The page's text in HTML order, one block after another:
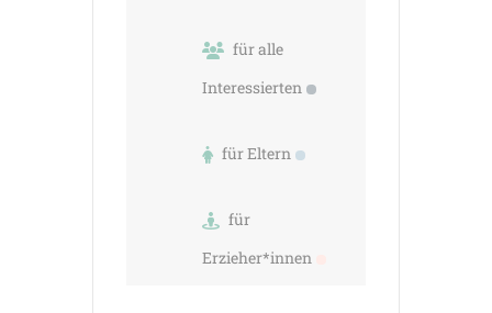
für alle
Interessierten
für Eltern
für
Erzieher*innen